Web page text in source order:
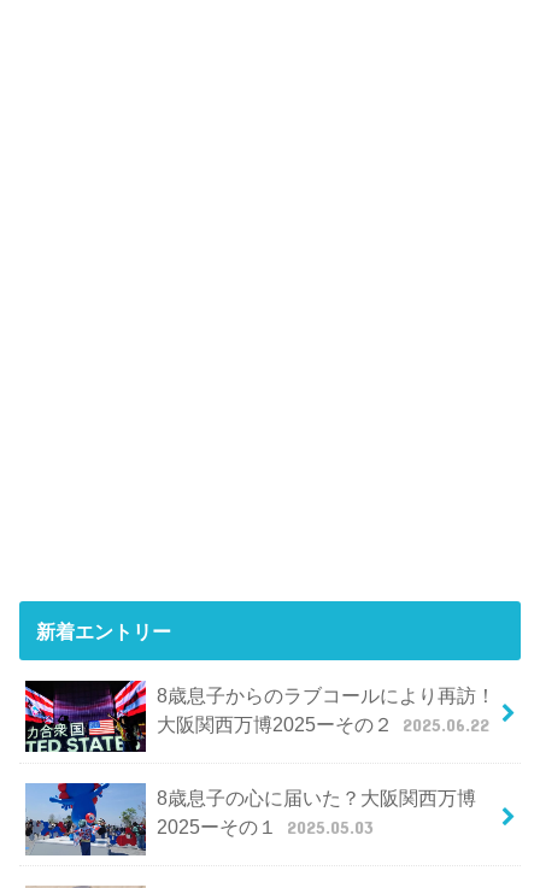
新着エントリー
8歳息子からのラブコールにより再訪！
大阪関西万博2025ーその２
2025.06.22
8歳息子の心に届いた？大阪関西万博
2025ーその１
2025.05.03